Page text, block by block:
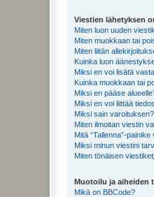
Viestien lähetyksen
Miten luon uuden
Miten muokkaan tai
Miten liitän
Kuinka luon
Miksi en voi lisätä
Kuinka muokkaan tai
Miksi en pääse
Miksi en voi liittää
Miksi sain varoituksen?
Miten ilmoitan viestin
Mitä “Tallenna”-
Miksi minun viestini
Miten tönäisen
Muotoilu ja aiheiden
Mikä on BBCode?